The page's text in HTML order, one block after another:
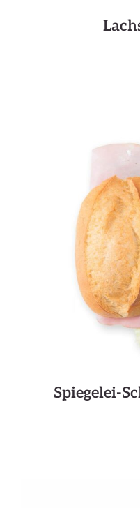
Spiegelei-